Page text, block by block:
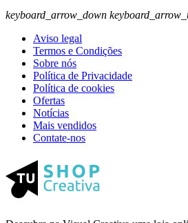
keyboard_arrow_down
Aviso legal
Termos e Condições
Sobre nós
Política de Privacidade
Política de cookies
Ofertas
Notícias
Mais vendidos
Contate-nos